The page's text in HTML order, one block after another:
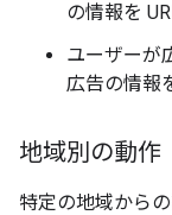
の情報を
ユーザーが
広告の情報
地域別の動作
特定の地域から